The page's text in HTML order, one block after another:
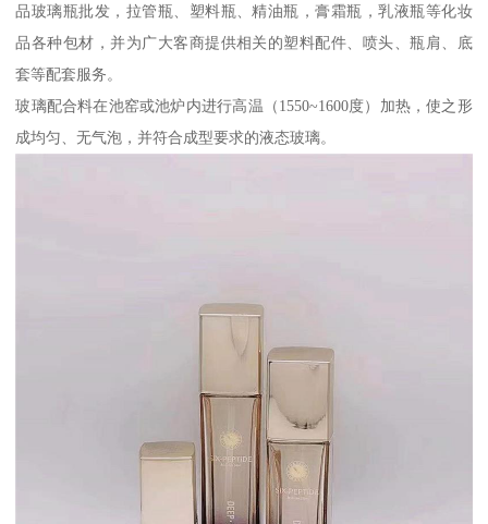
品玻璃瓶批发，拉管瓶、塑料瓶、精油瓶，膏霜瓶，乳液瓶等化妆
品各种包材，并为广大客商提供相关的塑料配件、喷头、瓶肩、底
套等配套服务。
玻璃配合料在池窑或池炉内进行高温（1550~1600度）加热，使之形
成均匀、无气泡，并符合成型要求的液态玻璃。